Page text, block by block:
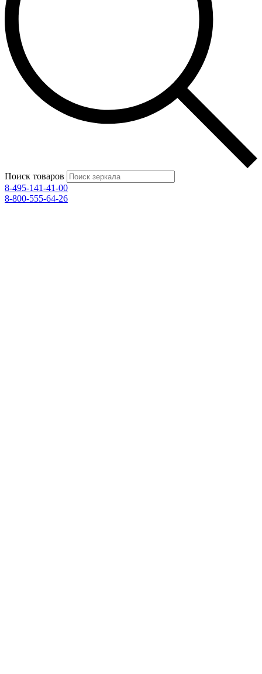
Поиск товаров
8-495-141-41-00
8-800-555-64-26